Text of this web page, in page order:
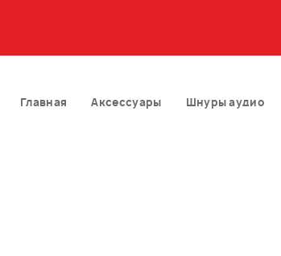
Главная Аксессуары Шнуры аудио